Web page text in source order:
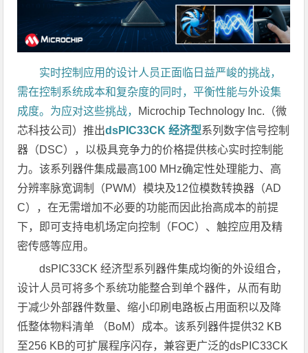
实时控制应用的设计人员正面临日益严峻的挑战，
需在控制系统成本和复杂度的同时，平衡性能与外设集
成度。为应对这些挑战， Microchip Technology Inc.（微
芯科技公司）推出dsPIC33CK经济型系列数字信号控制
器（DSC），以极具竞争力的价格提供核心实时控制能
力。该系列器件集成最高100 MHz确定性处理能力、高
分辨率脉宽调制（PWM）模块及12位模数转换器（AD
C），在无需增加不必要的功能而因此抬高成本的前提
下，即可支持电机场定向控制（FOC）、触控应用及精
密传感等应用。
dsPIC33CK 经济型系列器件集成均衡的外设组合，
设计人员可将多个系统功能整合到单个器件，从而有助
于减少外部器件数量、缩小印刷电路板占用面积以及降
低整体物料清单 （BoM）成本。该系列器件提供32 KB
至256 KB的可扩展程序闪存，兼容更广泛的dsPIC33CK